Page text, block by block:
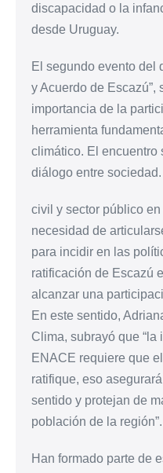
discapacidad o la
desde Uruguay.
El segundo evento del
y Acuerdo de Escazú”,
importancia de la
herramienta
climático. El encuentro
diálogo entre sociedad.
civil y sector público
necesidad de
para incidir en las
ratificación de Escazú
alcanzar una
En este sentido,
Clima, subrayó que
ENACE requiere que
ratifique, eso
sentido y protejan de
población de la región”.
Han formado parte de